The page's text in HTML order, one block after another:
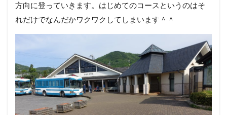
方向に登っていきます。はじめてのコースというのはそ
れだけでなんだかワクワクしてしまいます＾＾